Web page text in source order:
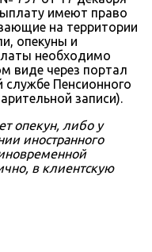
имеют право
на территории
опекуны и
необходимо
виде через портал
службе Пенсионного
записи).
опекун, либо у
иностранного
в клиентскую